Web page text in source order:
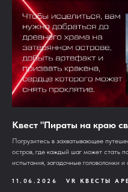
Квест "Пираты на краю
Погрузитесь в захватывающее
остров, где каждый шаг может стать
испытания, загадочные головоломки
11.06.2026 VR КВЕСТЫ